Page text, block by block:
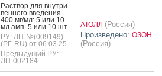
Рас­твор для внут­ри­
вен­но­го вве­дения
400 мг/мл: 5 или 10
мл амп. 5 или 10 шт.
РУ: ЛП-№(009149)-
(РГ-RU) от 06.03.25
Предыдущий РУ:
ЛП-002184
АТОЛЛ (Россия)
Произведено: ОЗОН
(Россия)